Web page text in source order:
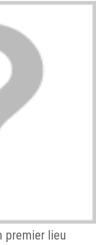
premier lieu